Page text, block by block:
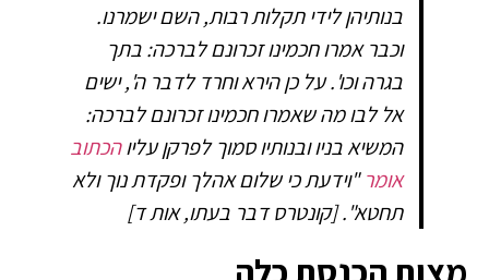
בנותיהן לידי תקלות רבות, השם ישמרנו.
וכבר אמרו חכמינו זכרונם לברכה: בתך
בגרה וכו'. על כן הירא וחרד לדבר ה', ישים
אל לבו מה שאמרו חכמינו זכרונם לברכה:
המשיא בניו ובנותיו סמוך לפרקן עליוהכתוב
אומר"וידעת כי שלום אהלך ופקדת נוך ולא
תחטא".[קונטרס דבר בעתו, אות ד]